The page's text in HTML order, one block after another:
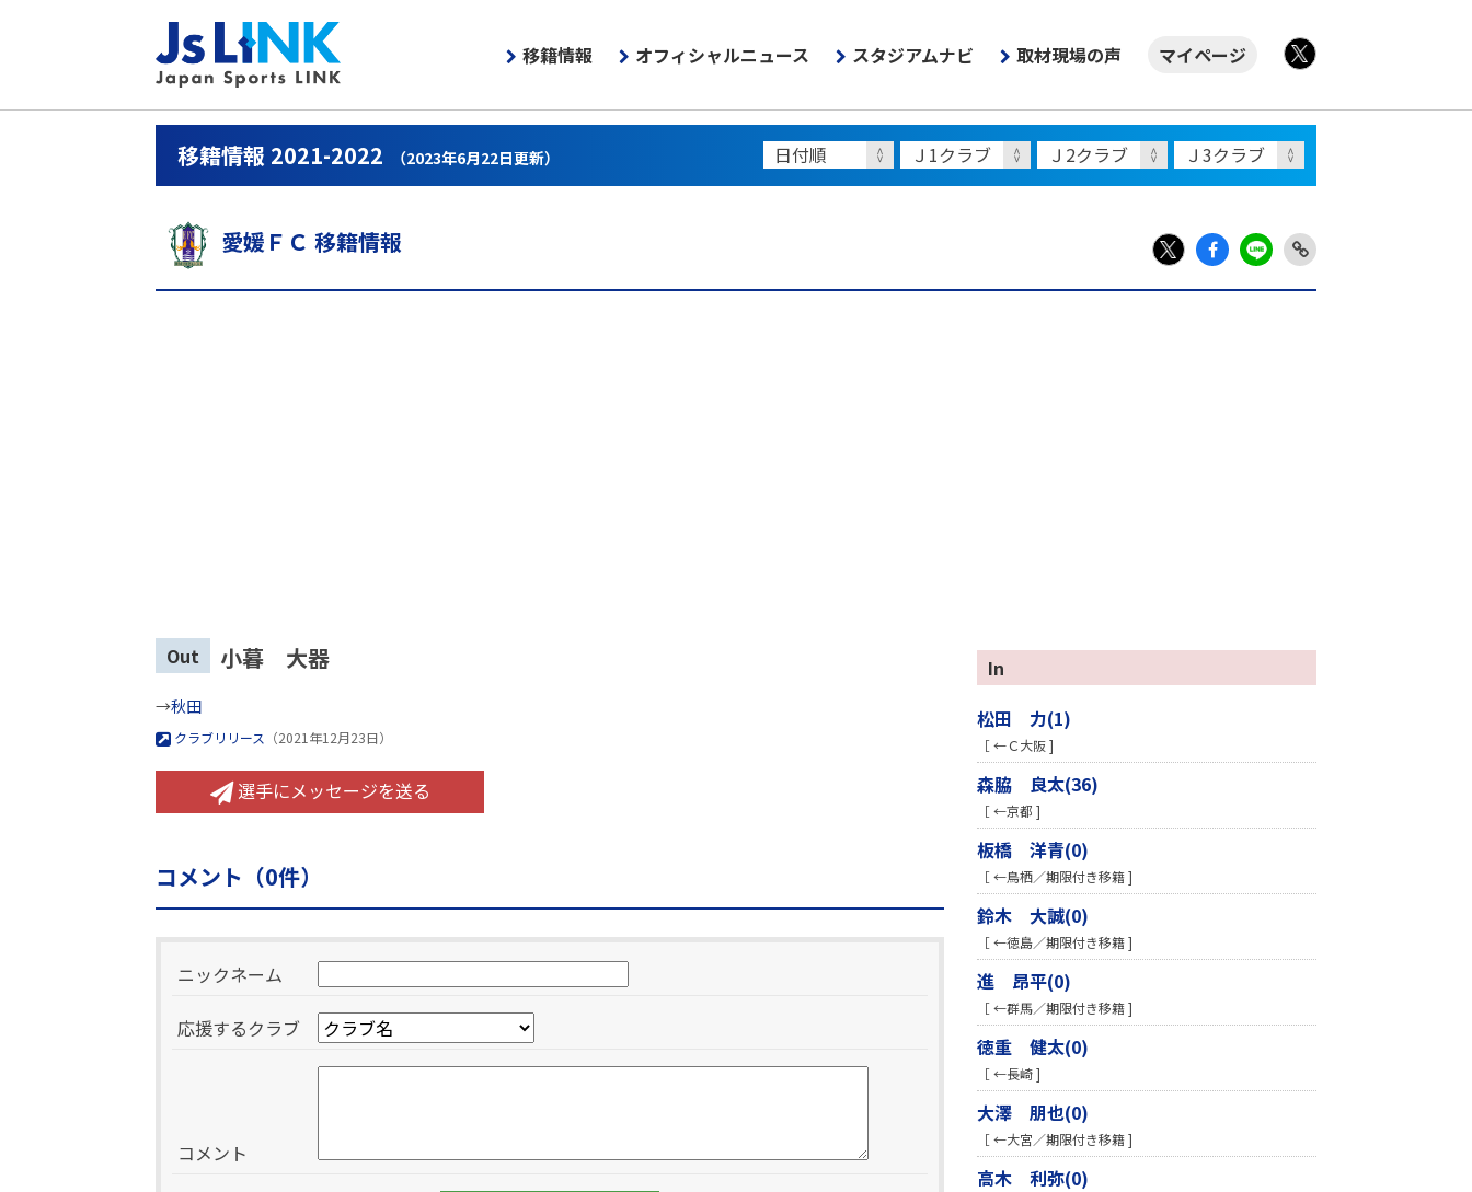
移籍情報 オフィシャルニュース スタジアムナビ 取材現場の声
マイページ
移籍情報 2021-2022 （2023年6月22日更新）
愛媛ＦＣ 移籍情報
X
Fac LIN Link
Out 小暮 大器
→秋田
クラブリリース （2021年12月23日）
選手にメッセージを送る
コメント（0件）
ニックネーム
応援するクラブ
コメント
In
松田 力(1)
［ ←Ｃ大阪 ]
森脇 良太(36)
［ ←京都 ]
板橋 洋青(0)
［ ←鳥栖／期限付き移籍 ]
鈴木 大誠(0)
［ ←徳島／期限付き移籍 ]
進 昂平(0)
［ ←群馬／期限付き移籍 ]
徳重 健太(0)
［ ←長崎 ]
大澤 朋也(0)
［ ←大宮／期限付き移籍 ]
高木 利弥(0)